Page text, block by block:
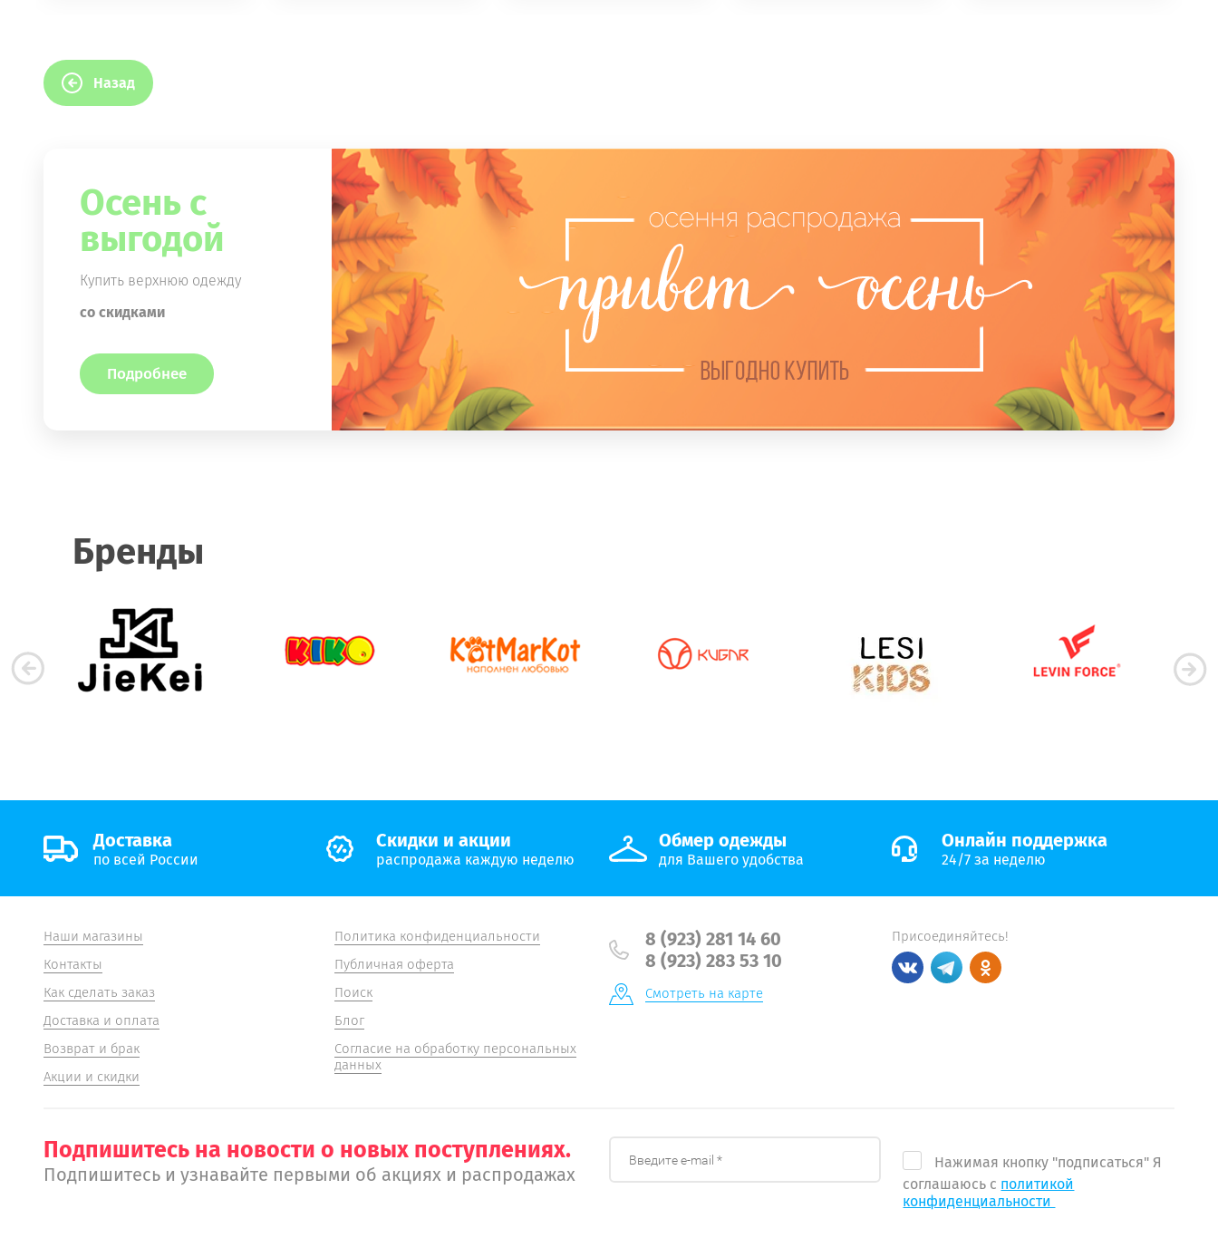
Назад
Осень с
выгодой
Купить верхнюю одежду
со скидками
Подробнее
Бренды
Доставка
по всей России
Скидки и акции
распродажа каждую неделю
Обмер одежды
для Вашего удобства
Онлайн поддержка
24/7 за неделю
Наши магазины
Контакты
Как сделать заказ
Доставка и оплата
Возврат и брак
Акции и скидки
Политика конфиденциальности
Публичная оферта
Поиск
Блог
Согласие на обработку персональных
данных
8 (923) 281 14 60
8 (923) 283 53 10
Смотреть на карте
Присоединяйтесь!
Подпишитесь на новости о новых поступлениях.
Подпишитесь и узнавайте первыми об акциях и распродажах
Нажимая кнопку "подписаться" Я
соглашаюсь с политикой
конфиденциальности